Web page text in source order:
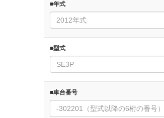
■年式
■型式
■車台番号